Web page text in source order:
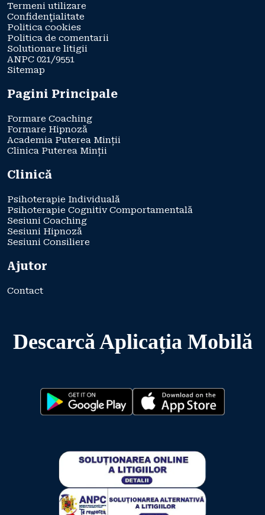
Termeni utilizare
Confidenţialitate
Politica cookies
Politica de comentarii
Solutionare litigii
ANPC 021/9551
Sitemap
Pagini Principale
Formare Coaching
Formare Hipnoză
Academia Puterea Minții
Clinica Puterea Minții
Clinică
Psihoterapie Individuală
Psihoterapie Cognitiv Comportamentală
Sesiuni Coaching
Sesiuni Hipnoză
Sesiuni Consiliere
Ajutor
Contact
Descarcă Aplicația Mobilă